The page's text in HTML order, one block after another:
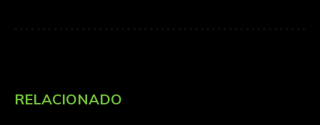
RELACIONADO